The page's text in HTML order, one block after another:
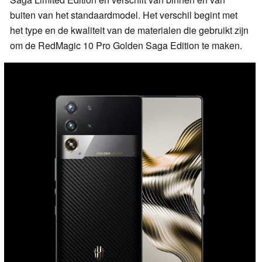
buiten van het standaardmodel. Het verschil begint met
het type en de kwaliteit van de materialen die gebruikt zijn
om de RedMagic 10 Pro Golden Saga Edition te maken.